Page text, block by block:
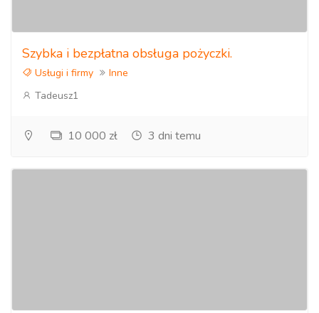
Szybka i bezpłatna obsługa pożyczki.
Usługi i firmy
Inne
Tadeusz1
10 000 zł 3 dni temu